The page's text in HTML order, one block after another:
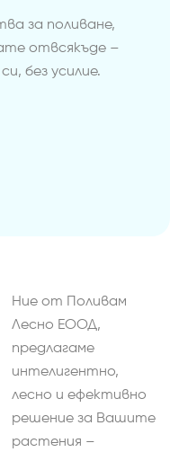
за поливане,
отвсякъде –
без усилие.
Ние от Поливам
Лесно ЕООД,
предлагаме
интелигентно,
лесно и ефективно
решение за Вашите
растения –